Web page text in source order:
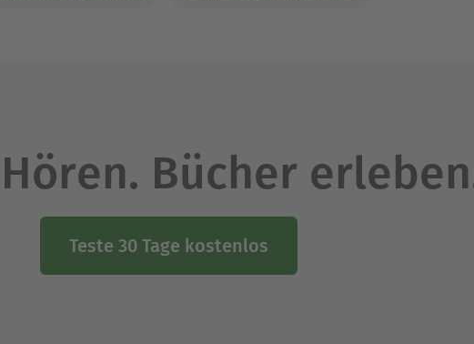
Bücher
Teste 30 Tage kostenlos